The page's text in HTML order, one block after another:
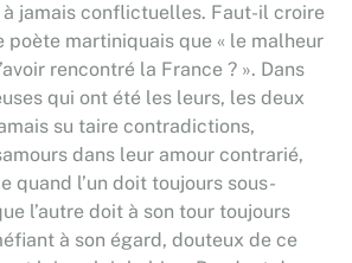
jamais conflictuelles. Faut-il croire
poète martiniquais que « le malheur
rencontré la France ? ». Dans
qui ont été les leurs, les deux
su taire contradictions,
dans leur amour contrarié,
quand l’un doit toujours sous-
l’autre doit à son tour toujours
à son égard, douteux de ce